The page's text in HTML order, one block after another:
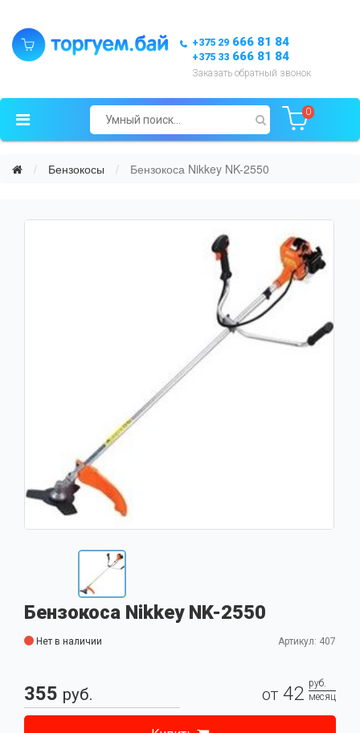
+375 29 666 81 84
+375 33 666 81 84
Заказать обратный звонок
0
Бензокосы Бензокоса Nikkey NK-2550
Бензокоса Nikkey NK-2550
Нет в наличии Артикул: 407
355 руб. от 42 руб.
месяц